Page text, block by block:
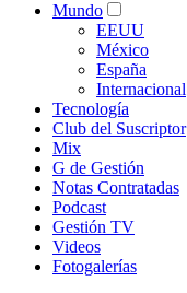
Mundo
EEUU
México
España
Internacional
Tecnología
Club del Suscriptor
Mix
G de Gestión
Notas Contratadas
Podcast
Gestión TV
Videos
Fotogalerías